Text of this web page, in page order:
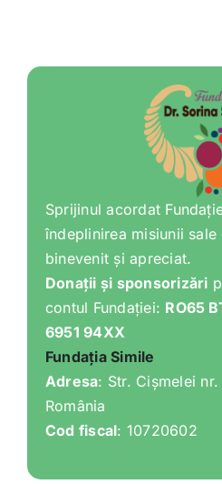
Sprijinul acordat
îndeplinirea misiunii sale
binevenit și apreciat.
Donații și sponsorizări
contul Fundației: RO65
6951 94XX
Fundația Simile
Adresa: Str. Cișmelei
România
Cod fiscal: 10720602